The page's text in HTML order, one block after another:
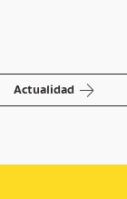
Actualidad arrow-right